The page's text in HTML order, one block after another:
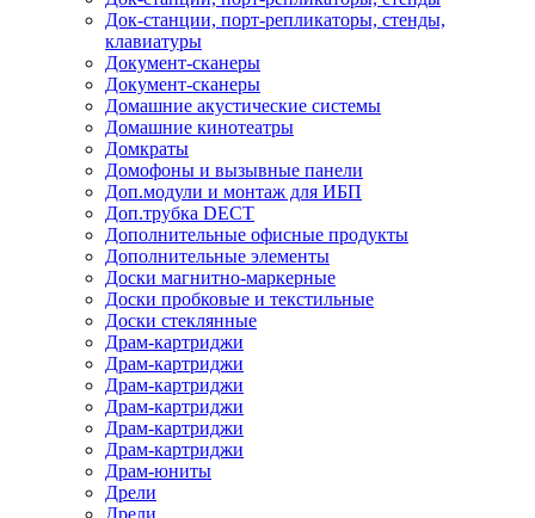
Док-станции, порт-репликаторы, стенды,
клавиатуры
Документ-сканеры
Документ-сканеры
Домашние акустические системы
Домашние кинотеатры
Домкраты
Домофоны и вызывные панели
Доп.модули и монтаж для ИБП
Доп.трубка DECT
Дополнительные офисные продукты
Дополнительные элементы
Доски магнитно-маркерные
Доски пробковые и текстильные
Доски стеклянные
Драм-картриджи
Драм-картриджи
Драм-картриджи
Драм-картриджи
Драм-картриджи
Драм-картриджи
Драм-юниты
Дрели
Дрели